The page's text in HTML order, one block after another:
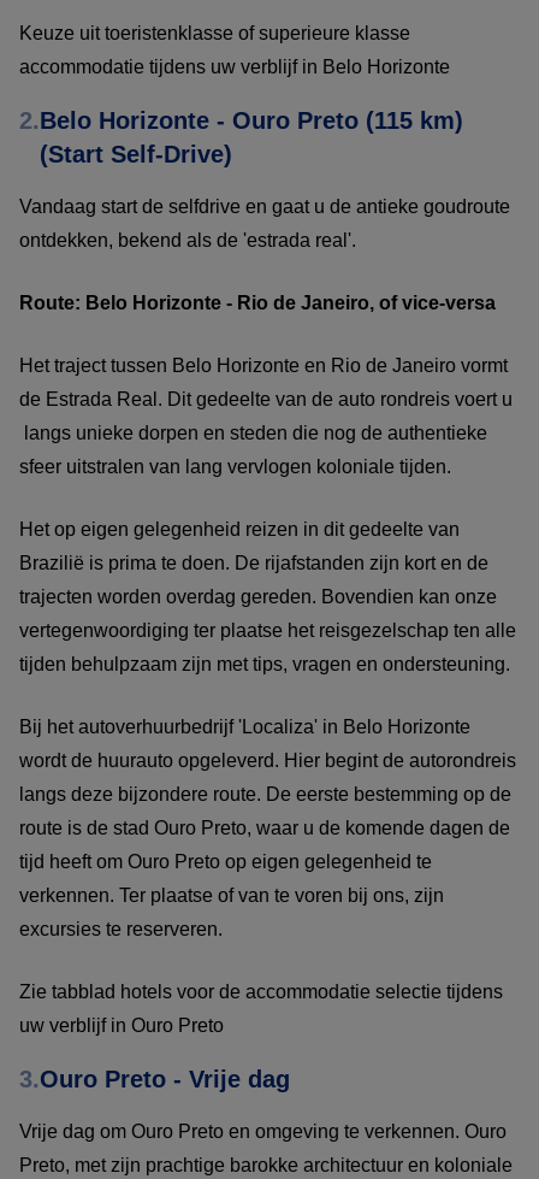
Keuze uit toeristenklasse of superieure klasse
accommodatie tijdens uw verblijf in Belo Horizonte
2.Belo Horizonte - Ouro Preto (115 km)
(Start Self-Drive)
Vandaag start de selfdrive en gaat u de antieke goudroute
ontdekken, bekend als de 'estrada real'.
Route: Belo Horizonte - Rio de Janeiro, of vice-versa
Het traject tussen Belo Horizonte en Rio de Janeiro vormt
de Estrada Real. Dit gedeelte van de auto rondreis voert u
langs unieke dorpen en steden die nog de authentieke
sfeer uitstralen van lang vervlogen koloniale tijden.
Het op eigen gelegenheid reizen in dit gedeelte van
Brazilië is prima te doen. De rijafstanden zijn kort en de
trajecten worden overdag gereden. Bovendien kan onze
vertegenwoordiging ter plaatse het reisgezelschap ten alle
tijden behulpzaam zijn met tips, vragen en ondersteuning.
Bij het autoverhuurbedrijf 'Localiza' in Belo Horizonte
wordt de huurauto opgeleverd. Hier begint de autorondreis
langs deze bijzondere route. De eerste bestemming op de
route is de stad Ouro Preto, waar u de komende dagen de
tijd heeft om Ouro Preto op eigen gelegenheid te
verkennen. Ter plaatse of van te voren bij ons, zijn
excursies te reserveren.
Zie tabblad hotels voor de accommodatie selectie tijdens
uw verblijf in Ouro Preto
3.Ouro Preto - Vrije dag
Vrije dag om Ouro Preto en omgeving te verkennen. Ouro
Preto, met zijn prachtige barokke architectuur en koloniale